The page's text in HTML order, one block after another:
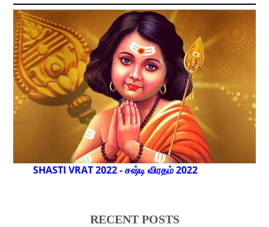
SHASTI VRAT 2022 - சஷ்டி விரதம் 2022
RECENT POSTS